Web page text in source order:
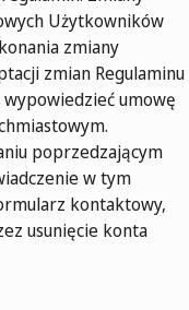
Użytkowników
zmiany
zmian Regulaminu
umowę
poprzedzającym
w tym
kontaktowy,
usunięcie konta